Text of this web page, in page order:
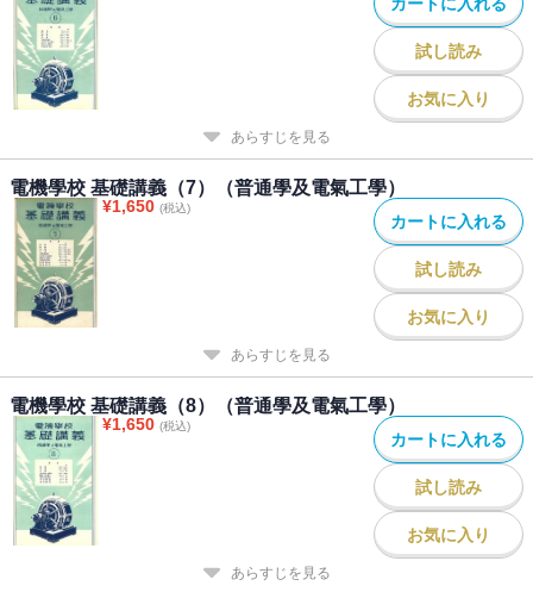
試し読み
お気に入り
あらすじを見る
電機學校 基礎講義（7）（普通學及電氣工學）
¥1,650 (税込)
カートに入れる
試し読み
お気に入り
あらすじを見る
電機學校 基礎講義（8）（普通學及電氣工學）
¥1,650 (税込)
カートに入れる
試し読み
お気に入り
あらすじを見る